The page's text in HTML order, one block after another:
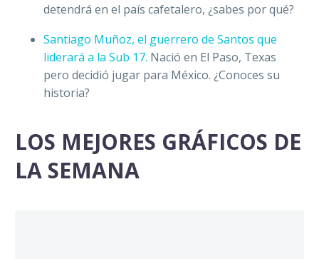
detendrá en el país cafetalero, ¿sabes por qué?
Santiago Muñoz, el guerrero de Santos que
liderará a la Sub 17. Nació en El Paso, Texas
pero decidió jugar para México. ¿Conoces su
historia?
LOS MEJORES GRÁFICOS DE
LA SEMANA